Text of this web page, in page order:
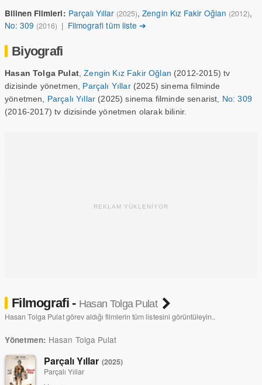
Bilinen Filmleri: Parçalı Yıllar (2025),Zengin Kız Fakir Oğlan (2012),
No: 309 (2016) | Filmografi tüm liste ➔
Biyografi
Hasan Tolga Pulat,Zengin Kız Fakir Oğlan (2012-2015) tv
dizisinde yönetmen, Parçalı Yıllar(2025) sinema filminde
yönetmen, Parçalı Yıllar (2025) sinema filminde senarist, No: 309
(2016-2017) tv dizisinde yönetmen olarak bilinir.
REKLAM YÜKLENİYOR
Filmografi - Hasan Tolga Pulat
Hasan Tolga Pulat görev aldığı filmlerin tüm listesini görüntüleyin..
Yönetmen: Hasan Tolga Pulat
Parçalı Yıllar (2025)
Parçalı Yıllar